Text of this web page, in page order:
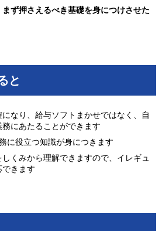
ず押さえるべき基礎を身につけさせた
と
なり、給与ソフトまかせではなく、自
にあたることができます
に役立つ知識が身につきます
くみから理解できますので、イレギュ
きます